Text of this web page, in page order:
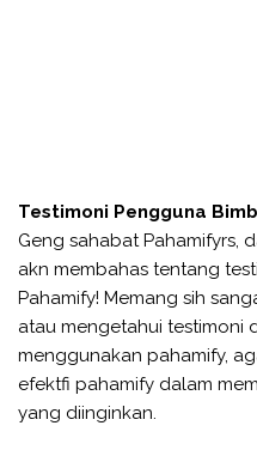
Testimoni Pengguna
Geng sahabat Pahamifyrs,
akn membahas tentang
Pahamify! Memang sih
atau mengetahui testimoni
menggunakan pahamify,
efektfi pahamify dalam
yang diinginkan.